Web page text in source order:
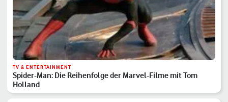
TV & ENTERTAINMENT
Spider-Man: Die Reihenfolge der Marvel-Filme mit Tom
Holland